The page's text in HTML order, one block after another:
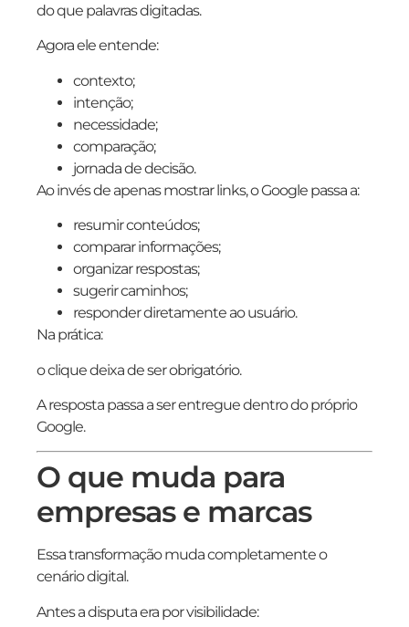
do que palavras digitadas.
Agora ele entende:
contexto;
intenção;
necessidade;
comparação;
jornada de decisão.
Ao invés de apenas mostrar links, o Google passa a:
resumir conteúdos;
comparar informações;
organizar respostas;
sugerir caminhos;
responder diretamente ao usuário.
Na prática:
o clique deixa de ser obrigatório.
A resposta passa a ser entregue dentro do próprio
Google.
O que muda para
empresas e marcas
Essa transformação muda completamente o
cenário digital.
Antes a disputa era por visibilidade: